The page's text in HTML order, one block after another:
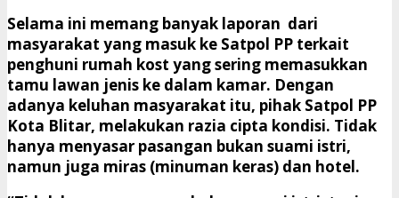
Selama ini memang banyak laporan dari
masyarakat yang masuk ke Satpol PP terkait
penghuni rumah kost yang sering memasukkan
tamu lawan jenis ke dalam kamar. Dengan
adanya keluhan masyarakat itu, pihak Satpol PP
Kota Blitar, melakukan razia cipta kondisi. Tidak
hanya menyasar pasangan bukan suami istri,
namun juga miras (minuman keras) dan hotel.